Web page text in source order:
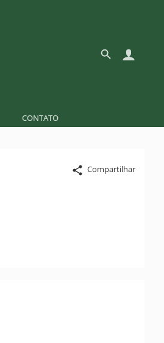
CONTATO
Compartilhar